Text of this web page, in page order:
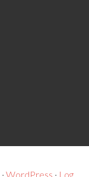
· WordPress · Log